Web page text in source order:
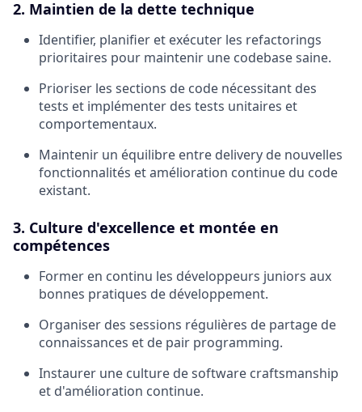
2. Maintien de la dette technique
Identifier, planifier et exécuter les refactorings
prioritaires pour maintenir une codebase saine.
Prioriser les sections de code nécessitant des
tests et implémenter des tests unitaires et
comportementaux.
Maintenir un équilibre entre delivery de nouvelles
fonctionnalités et amélioration continue du code
existant.
3. Culture d'excellence et montée en
compétences
Former en continu les développeurs juniors aux
bonnes pratiques de développement.
Organiser des sessions régulières de partage de
connaissances et de pair programming.
Instaurer une culture de software craftsmanship
et d'amélioration continue.